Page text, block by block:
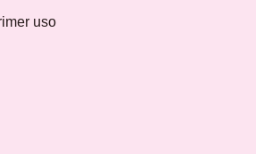
uso